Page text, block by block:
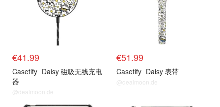
€41.99
Casetify Daisy 磁吸无线充电
器
@dealmoon.de
€51.99
Casetify Daisy 表带
@dealmoon.de